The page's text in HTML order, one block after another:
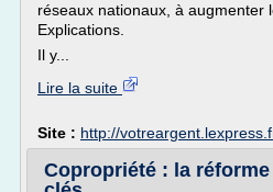
réseaux nationaux, à augmenter
Explications.
Il y...
Lire la suite
Site : http://
Copropriété : la